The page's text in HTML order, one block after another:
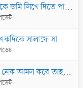
লিখে দিতে পারবে কি?
তাদের পরবর্তী লোকেরা কবরের কাছে ই‘তিকাফ শুরু করে দেয়। অ
পর তাদের দু’জনের সাক্ষাৎ হবে কি?